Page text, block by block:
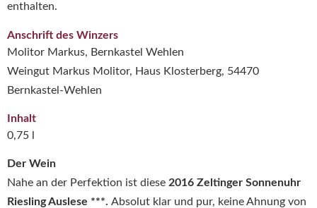
Der Wein
Nahe an der Perfektion ist diese 2016 Zeltinger Sonnenuhr
Riesling Auslese ***. Absolut klar und pur, keine Ahnung von
enthalten.
Anschrift des Winzers
Molitor Markus, Bernkastel Wehlen
Weingut Markus Molitor, Haus Klosterberg, 54470
Bernkastel-Wehlen
Inhalt
0,75 l